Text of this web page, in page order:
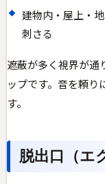
建物内・屋上・
刺さる
遮蔽が多く視界が通
ップです。音を頼り
す。
脱出口（エ